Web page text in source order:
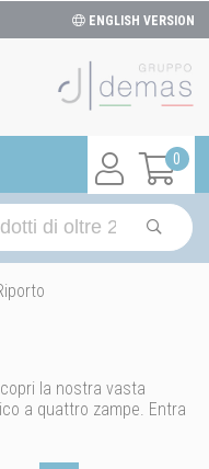
ENGLISH VERSION
0
la nostra vasta
a quattro zampe. Entra